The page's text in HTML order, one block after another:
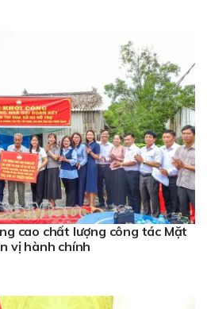
cao chất lượng công tác Mặt
vị hành chính